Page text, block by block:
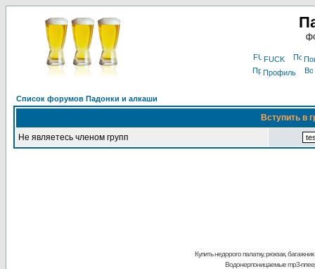
FUCK
Профиль
Список форумов Падонки и алкаши
Вступить в
Не являетесь членом групп
Купить недорого палатку, рюкзак, багажник
Водонерпоницаемые mp3-